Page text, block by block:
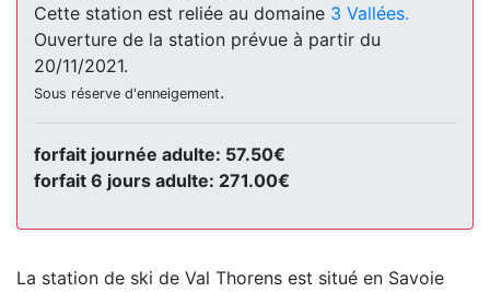
Cette station est reliée au domaine 3 Vallées.
Ouverture de la station prévue à partir du
20/11/2021.
Sous réserve d'enneigement.
forfait journée adulte: 57.50€
forfait 6 jours adulte: 271.00€
La station de ski de Val Thorens est situé en Savoie